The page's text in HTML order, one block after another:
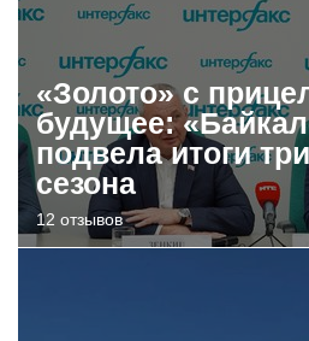
«Золото» с
будущее:
подвела итоги
сезона
12 отзывов